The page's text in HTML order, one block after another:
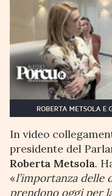
ROBERTA METSOLA E
In video
presidente del
Roberta Metsola.
«l’importanza delle
prendono oggi per